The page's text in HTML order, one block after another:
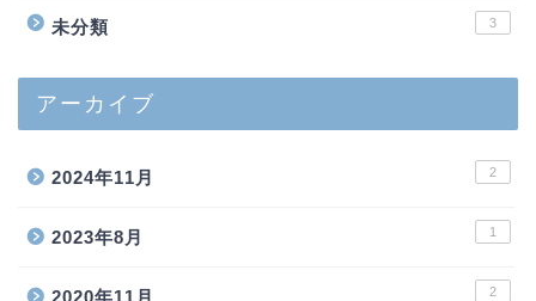
未分類 3
アーカイブ
2024年11月 2
2023年8月 1
2020年11月 2